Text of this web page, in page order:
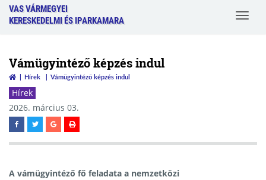
VAS VÁRMEGYEI
KERESKEDELMI ÉS IPARKAMARA
Toggle
Vámügyintéző képzés indul
Hírek Vámügyintéző képzés indul
Hírek
2026. március 03.
A vámügyintéző fő feladata a nemzetközi